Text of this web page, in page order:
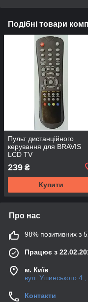
Подібні товари
Пульт дистанційного
керування для BRAVIS
LCD TV
239 ₴
Купити
Про нас
98% позитивних з
Працює з
м. Київ
вул. Ушинського 4
Контакти